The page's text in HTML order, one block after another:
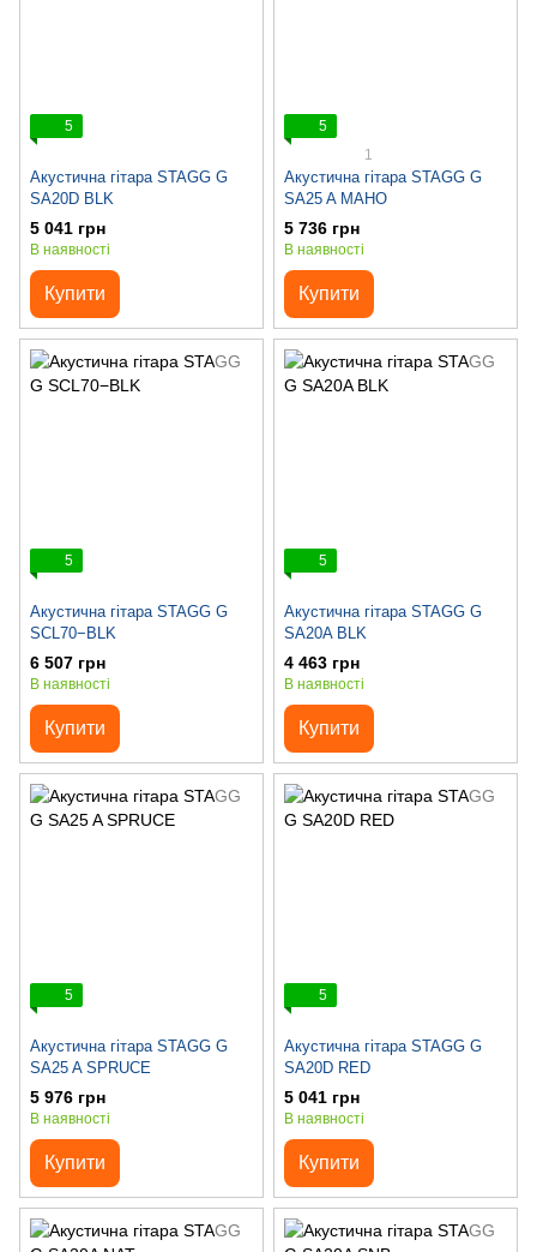
5
Акустична гітара STAGG G
SA20D BLK
5 041 грн
В наявності
Купити
5
1
Акустична гітара STAGG G
SA25 A MAHO
5 736 грн
В наявності
Купити
5
Акустична гітара STAGG G
SCL70−BLK
6 507 грн
В наявності
Купити
5
Акустична гітара STAGG G
SA20A BLK
4 463 грн
В наявності
Купити
5
Акустична гітара STAGG G
SA25 A SPRUCE
5 976 грн
В наявності
Купити
5
Акустична гітара STAGG G
SA20D RED
5 041 грн
В наявності
Купити